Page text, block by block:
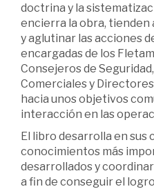
doctrina y la
encierra la obra, tienden
y aglutinar las acciones
encargadas de los
Consejeros de
Comerciales y
hacia unos objetivos
interacción en las
El libro desarrolla en sus
conocimientos más
desarrollados y
a fin de conseguir el